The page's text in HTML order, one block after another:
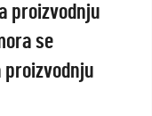
proizvodnju
se